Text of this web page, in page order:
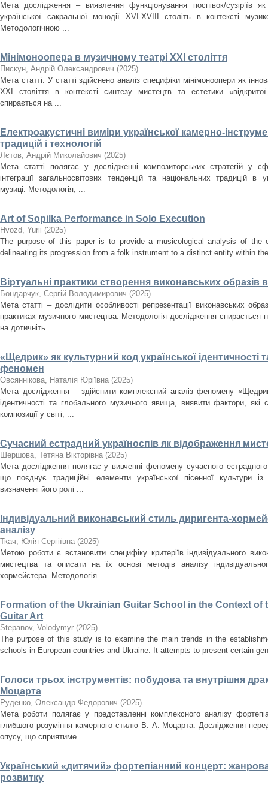
Мета дослідження – виявлення функціонування поспівок/сузір’їв
української сакральної монодії XVI-XVIII cтоліть в контексті
Методологічною ...
Мінімоноопера в музичному театрі ХХІ століття
Пискун, Андрій Олександрович (2025)
Мета статті. У статті здійснено аналіз специфіки мінімоноопери як
ХХІ століття в контексті синтезу мистецтв та естетики
спирається на ...
Електроакустичні виміри української камерно-
традицій і технологій
Лєтов, Андрій Миколайович (2025)
Мета статті полягає у дослідженні композиторських стратегій у
інтеграції загальносвітових тенденцій та національних традицій в
музиці. Методологія, ...
Art of Sopilka Performance in Solo Execution
Нvozd, Yurii (2025)
The purpose of this paper is to provide a musicological analysis of the
delineating its progression from a folk instrument to a distinct entity within
Віртуальні практики створення виконавських образів
Бондарчук, Сергій Володимирович (2025)
Мета статті – дослідити особливості репрезентації виконавських
практиках музичного мистецтва. Методологія дослідження спирається
на дотичніть ...
«Щедрик» як культурний код української ідентичності
феномен
Овсяннікова, Наталія Юріївна (2025)
Мета дослідження – здійснити комплексний аналіз феномену
ідентичності та глобального музичного явища, виявити фактори,
композиції у світі, ...
Сучасний естрадний україноспів як відображення
Шершова, Тетяна Вікторівна (2025)
Мета дослідження полягає у вивченні феномену сучасного
що поєднує традиційні елементи української пісенної культури
визначенні його ролі ...
Індивідуальний виконавський стиль диригента-
аналізу
Ткач, Юлія Сергіївна (2025)
Метою роботи є встановити специфіку критеріїв індивідуального
мистецтва та описати на їх основі методів аналізу
хормейстера. Методологія ...
Formation of the Ukrainian Guitar School in the Context of
Guitar Art
Stepanov, Volodymyr (2025)
The purpose of this study is to examine the main trends in the
schools in European countries and Ukraine. It attempts to present certain
Голоси трьох інструментів: побудова та внутрішня
Моцарта
Руденко, Олександр Федорович (2025)
Мета роботи полягає у представленні комплексного аналізу
глибшого розуміння камерного стилю В. А. Моцарта. Дослідження
опусу, що сприятиме ...
Український «дитячий» фортепіанний концерт:
розвитку